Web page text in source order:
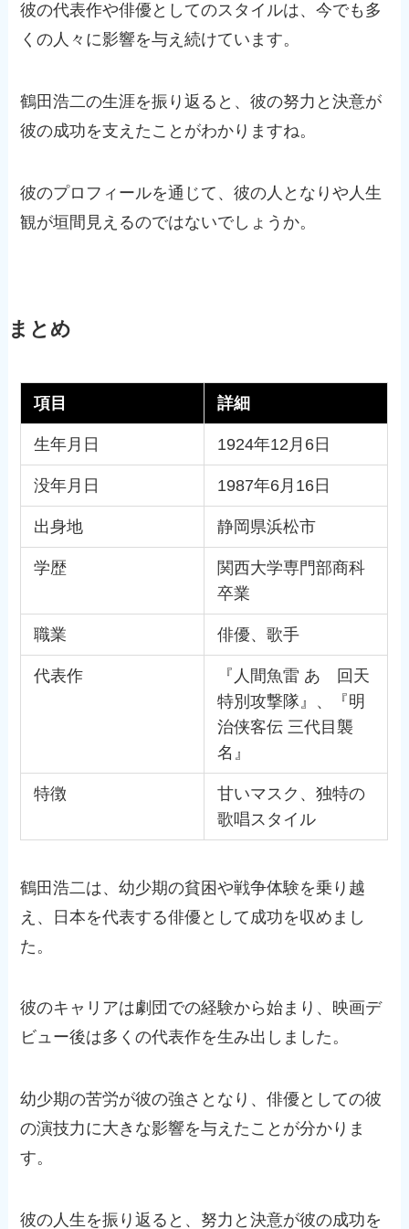
彼の代表作や俳優としてのスタイルは、今でも多
くの人々に影響を与え続けています。
鶴田浩二の生涯を振り返ると、彼の努力と決意が
彼の成功を支えたことがわかりますね。
彼のプロフィールを通じて、彼の人となりや人生
観が垣間見えるのではないでしょうか。
まとめ
項目 詳細
生年月日 1924年12月6日
没年月日 1987年6月16日
出身地 静岡県浜松市
学歴
関西大学専門部商科
卒業
職業 俳優、歌手
代表作
『人間魚雷 あゝ回天
特別攻撃隊』、『明
治侠客伝 三代目襲
名』
特徴
甘いマスク、独特の
歌唱スタイル
鶴田浩二は、幼少期の貧困や戦争体験を乗り越
え、日本を代表する俳優として成功を収めまし
た。
彼のキャリアは劇団での経験から始まり、映画デ
ビュー後は多くの代表作を生み出しました。
幼少期の苦労が彼の強さとなり、俳優としての彼
の演技力に大きな影響を与えたことが分かりま
す。
彼の人生を振り返ると、努力と決意が彼の成功を